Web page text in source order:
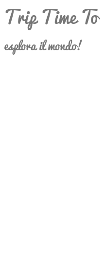
Trip Time To
esplora il mondo!